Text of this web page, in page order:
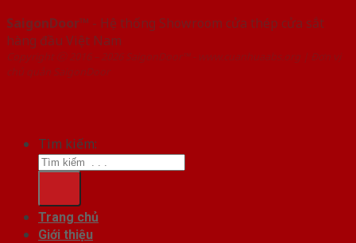
SaigonDoor™ - Hệ thống Showroom cửa thép cửa sắt
hàng đầu Việt Nam
Copyright ⓒ 2016 – 2026 SaigonDoor™ - www.cuanhuaabs.org | Đơn vị
chủ quản SaigonDoor
Tìm kiếm:
Trang chủ
Giới thiệu